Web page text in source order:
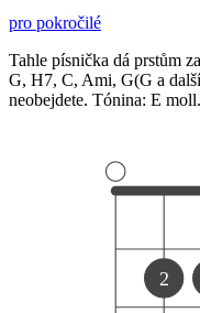
pro pokročilé
Tahle písnička dá prstům
G, H7, C, Ami, G(G a
neobejdete. Tónina: E moll.
2